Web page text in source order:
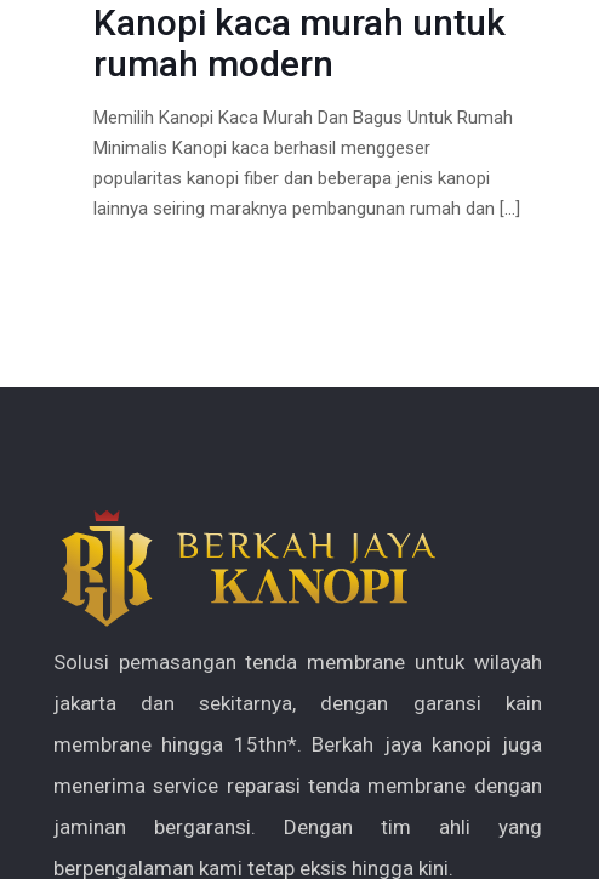
Kanopi kaca murah untuk
rumah modern
Memilih Kanopi Kaca Murah Dan Bagus Untuk Rumah
Minimalis Kanopi kaca berhasil menggeser
popularitas kanopi fiber dan beberapa jenis kanopi
lainnya seiring maraknya pembangunan rumah dan […]
Solusi pemasangan tenda membrane untuk wilayah
jakarta dan sekitarnya, dengan garansi kain
membrane hingga 15thn*. Berkah jaya kanopi juga
menerima service reparasi tenda membrane dengan
jaminan bergaransi. Dengan tim ahli yang
berpengalaman kami tetap eksis hingga kini.